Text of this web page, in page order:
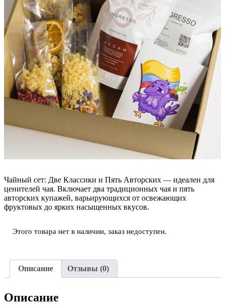
Чайный сет: Две Классики и Пять Авторских — идеален для
ценителей чая. Включает два традиционных чая и пять
авторских купажей, варьирующихся от освежающих
фруктовых до ярких насыщенных вкусов.
Этого товара нет в наличии, заказ недоступен.
Описание Отзывы (0)
Описание